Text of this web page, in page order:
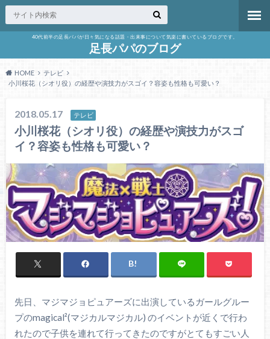
40代前半の足長パパが日々気になる話題・出来事について気楽に書いているブログです。
足長パパのブログ
HOME
テレビ
小川桜花（シオリ役）の経歴や演技力がスゴイ？容姿も性格も可愛い？
2018.05.17 テレビ
小川桜花（シオリ役）の経歴や演技力がスゴ
イ？容姿も性格も可愛い？
先日、マジマジョピュアーズに出演しているガールグルー
プのmagical²(マジカルマジカル) のイベントが近くで行わ
れたので子供を連れて行ってきたのですがとてもすごい人